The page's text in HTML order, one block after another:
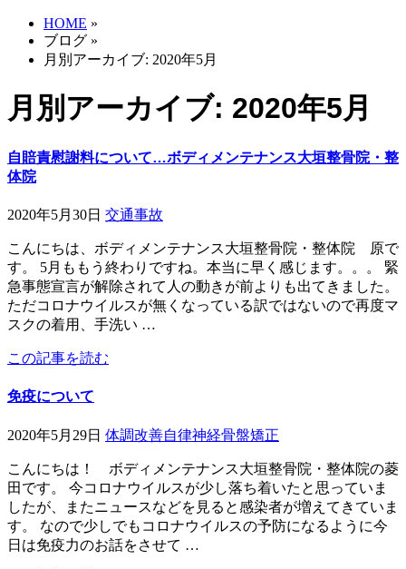
HOME »
ブログ »
月別アーカイブ: 2020年5月
月別アーカイブ: 2020年5月
自賠責慰謝料について…ボディメンテナンス大垣整骨院・整
体院
2020年5月30日 交通事故
こんにちは、ボディメンテナンス大垣整骨院・整体院 原で
す。 5月ももう終わりですね。本当に早く感じます。。。 緊
急事態宣言が解除されて人の動きが前よりも出てきました。
ただコロナウイルスが無くなっている訳ではないので再度マ
スクの着用、手洗い …
この記事を読む
免疫について
2020年5月29日 体調改善自律神経骨盤矯正
こんにちは！ ボディメンテナンス大垣整骨院・整体院の菱
田です。 今コロナウイルスが少し落ち着いたと思っていま
したが、またニュースなどを見ると感染者が増えてきていま
す。 なので少しでもコロナウイルスの予防になるように今
日は免疫力のお話をさせて …